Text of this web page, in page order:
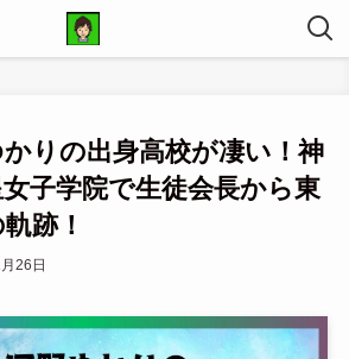
りの出身高校が凄い！神
女子学院で生徒会長から東
跡！
26日